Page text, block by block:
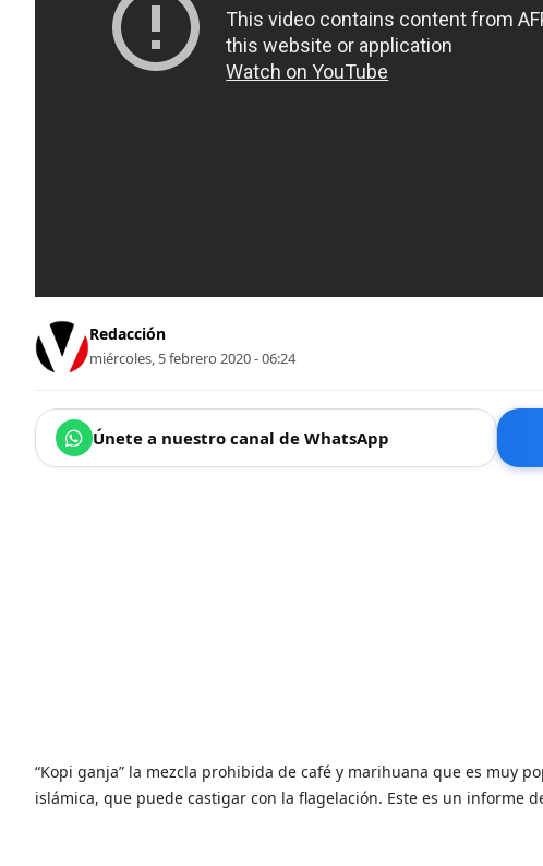
Redacción
miércoles, 5 febrero 2020 - 06:24
Únete a nuestro canal de WhatsApp
“Kopi ganja” la mezcla prohibida de café y marihuana que es muy
islámica, que puede castigar con la flagelación. Este es un informe